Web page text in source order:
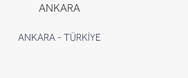
ANKARA
ANKARA - TÜRKİYE